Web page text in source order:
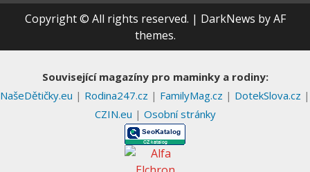
Copyright © All rights reserved. | DarkNews by AF
themes.
Související magazíny pro maminky a rodiny:
NašeDětičky.eu | Rodina247.cz | FamilyMag.cz | DotekSlova.cz |
CZIN.eu | Osobní stránky